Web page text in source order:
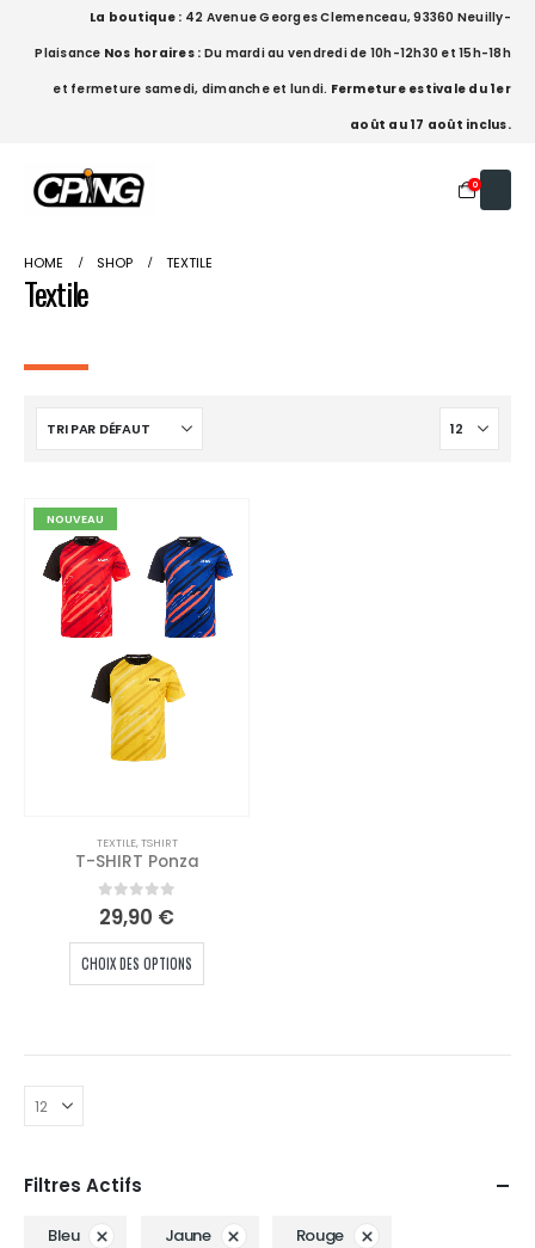
La boutique : 42 Avenue Georges Clemenceau, 93360 Neuilly-
Plaisance Nos horaires : Du mardi au vendredi de 10h-12h30 et 15h-18h
et fermeture samedi, dimanche et lundi. Fermeture estivale du 1er
août au 17 août inclus.
0
HOME SHOP TEXTILE
Textile
NOUVEAU
TEXTILE,TSHIRT
T-SHIRT Ponza
0out of 5
29,90 €
CHOIX DES OPTIONS
produit
variations.
la
Filtres Actifs
Bleu Jaune Rouge